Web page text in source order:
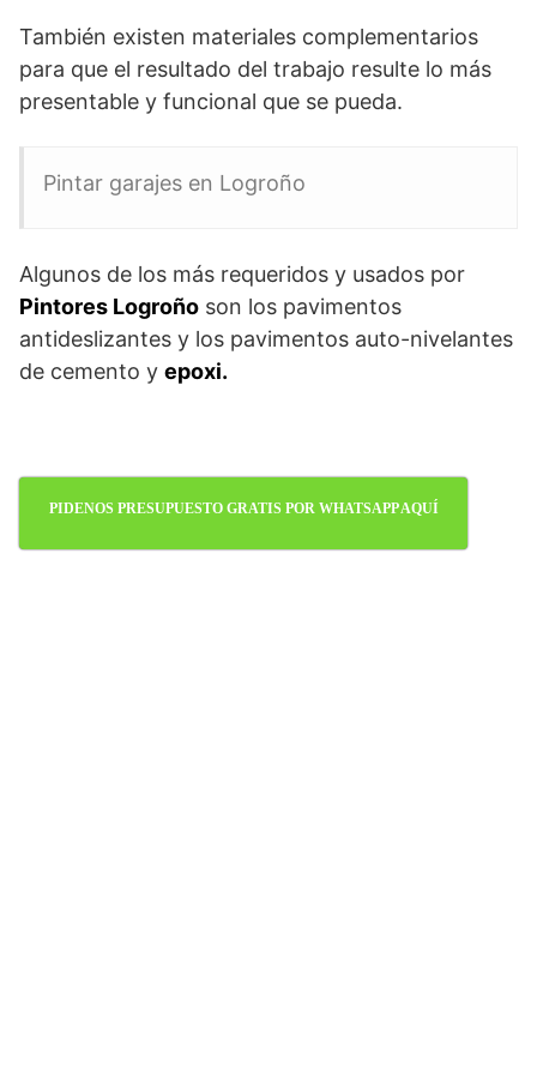
También existen materiales complementarios
para que el resultado del trabajo resulte lo más
presentable y funcional que se pueda.
Pintar garajes en Logroño
Algunos de los más requeridos y usados por
Pintores Logroño son los pavimentos
antideslizantes y los pavimentos auto-nivelantes
de cemento y epoxi.
PIDENOS PRESUPUESTO GRATIS POR WHATSAPP AQUÍ